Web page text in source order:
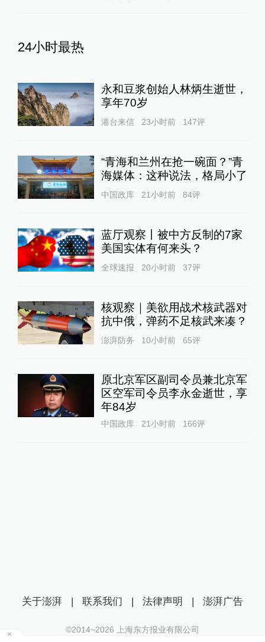
24小时最热
永和豆浆创始人林炳生逝世，
享年70岁
港台来信 23小时前 147评
“青海和兰州在抢一碗面？”青
海媒体：这种说法，格局小了
中国政库 21小时前 84评
蓝厅观察丨被中方反制的7家
美国实体有何来头？
全球速报 20小时前 37评
核观察｜美欲用战术核武器对
抗中俄，弹药不足核武来凑？
澎湃防务 10小时前 65评
原北京军区副司令员兼北京军
区空军司令员李永金逝世，享
年84岁
中国政库 21小时前 166评
关于澎湃 | 联系我们 | 法律声明 | 澎湃广告
©2014~2026 上海东方报业有限公司